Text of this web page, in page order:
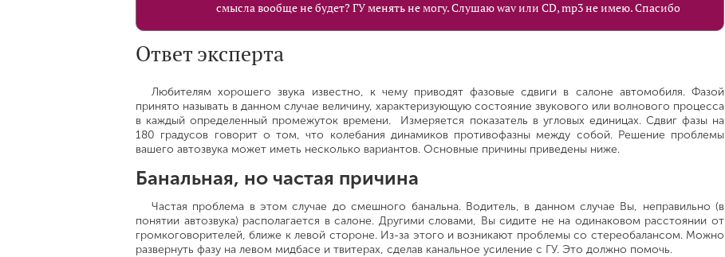
смысла вообще не будет? ГУ менять не могу. Слушаю wav или CD, mp3 не имею. Спасибо
Ответ эксперта
Любителям хорошего звука известно, к чему приводят фазовые сдвиги в салоне автомобиля. Фазой
принято называть в данном случае величину, характеризующую состояние звукового или волнового процесса
в каждый определенный промежуток времени. Измеряется показатель в угловых единицах. Сдвиг фазы на
180 градусов говорит о том, что колебания динамиков противофазны между собой. Решение проблемы
вашего автозвука может иметь несколько вариантов. Основные причины приведены ниже.
Банальная, но частая причина
Частая проблема в этом случае до смешного банальна. Водитель, в данном случае Вы, неправильно (в
понятии автозвука) располагается в салоне. Другими словами, Вы сидите не на одинаковом расстоянии от
громкоговорителей, ближе к левой стороне. Из-за этого и возникают проблемы со стереобалансом. Можно
развернуть фазу на левом мидбасе и твитерах, сделав канальное усиление с ГУ. Это должно помочь.